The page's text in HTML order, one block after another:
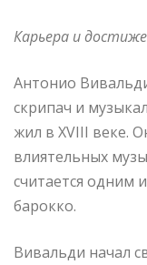
Карьера и
Антонио
скрипач и
жил в XVIII веке.
влиятельных
считается одним
барокко.
Вивальди начал